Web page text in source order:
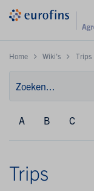
Home Wiki's Trips
A B C
Trips